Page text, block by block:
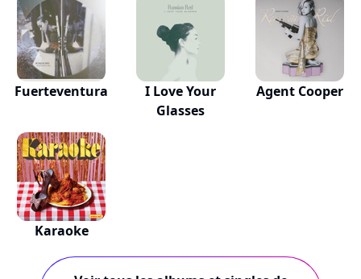
Fuerteventura
I Love Your
Glasses
Agent Cooper
Karaoke